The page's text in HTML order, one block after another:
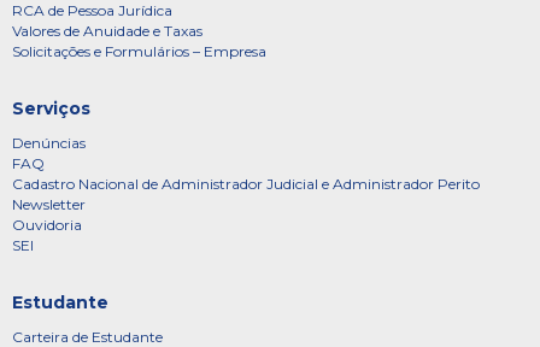
RCA de Pessoa Jurídica
Valores de Anuidade e Taxas
Solicitações e Formulários – Empresa
Serviços
Denúncias
FAQ
Cadastro Nacional de Administrador Judicial e Administrador Perito
Newsletter
Ouvidoria
SEI
Estudante
Carteira de Estudante